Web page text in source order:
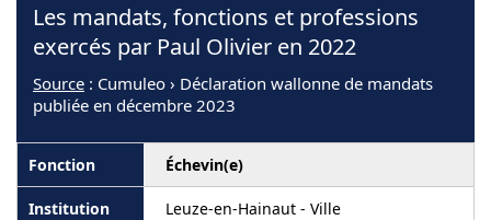
Les mandats, fonctions et professions
exercés par Paul Olivier en 2022
Source : Cumuleo › Déclaration wallonne de mandats
publiée en décembre 2023
Échevin(e)
Leuze-en-Hainaut - Ville